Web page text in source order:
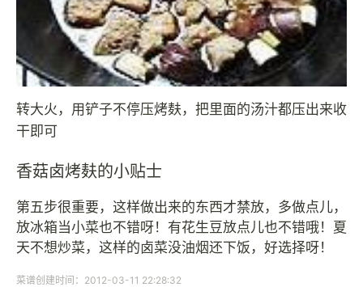
转大火，用铲子不停压烤麸，把里面的汤汁都压出来收
干即可
香菇卤烤麸的小贴士
第五步很重要，这样做出来的东西才禁放，多做点儿，
放冰箱当小菜也不错呀！有花生豆放点儿也不错哦！夏
天不想炒菜，这样的卤菜没油烟还下饭，好选择呀！
菜谱创建时间：2012-03-11 22:28:32